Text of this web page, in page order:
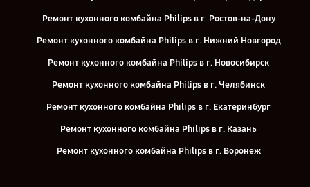
Ремонт кухонного комбайна Philips в г. Ростов-на-Дону
Ремонт кухонного комбайна Philips в г. Нижний Новгород
Ремонт кухонного комбайна Philips в г. Новосибирск
Ремонт кухонного комбайна Philips в г. Челябинск
Ремонт кухонного комбайна Philips в г. Екатеринбург
Ремонт кухонного комбайна Philips в г. Казань
Ремонт кухонного комбайна Philips в г. Воронеж